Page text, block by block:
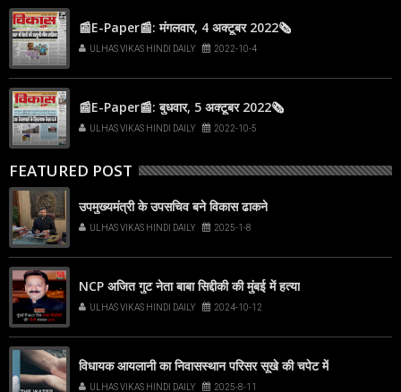
📰E-Paper📰: मंगलवार, 4 अक्टूबर 2022🗞
ULHAS VIKAS HINDI DAILY 2022-10-4
📰E-Paper📰: बुधवार, 5 अक्टूबर 2022🗞
ULHAS VIKAS HINDI DAILY 2022-10-5
FEATURED POST
उपमुख्यमंत्री के उपसचिव बने विकास ढाकने
ULHAS VIKAS HINDI DAILY 2025-1-8
NCP अजित गुट नेता बाबा सिद्दीकी की मुंबई में हत्या
ULHAS VIKAS HINDI DAILY 2024-10-12
विधायक आयलानी का निवासस्थान परिसर सूखे की चपेट में
ULHAS VIKAS HINDI DAILY 2025-8-11